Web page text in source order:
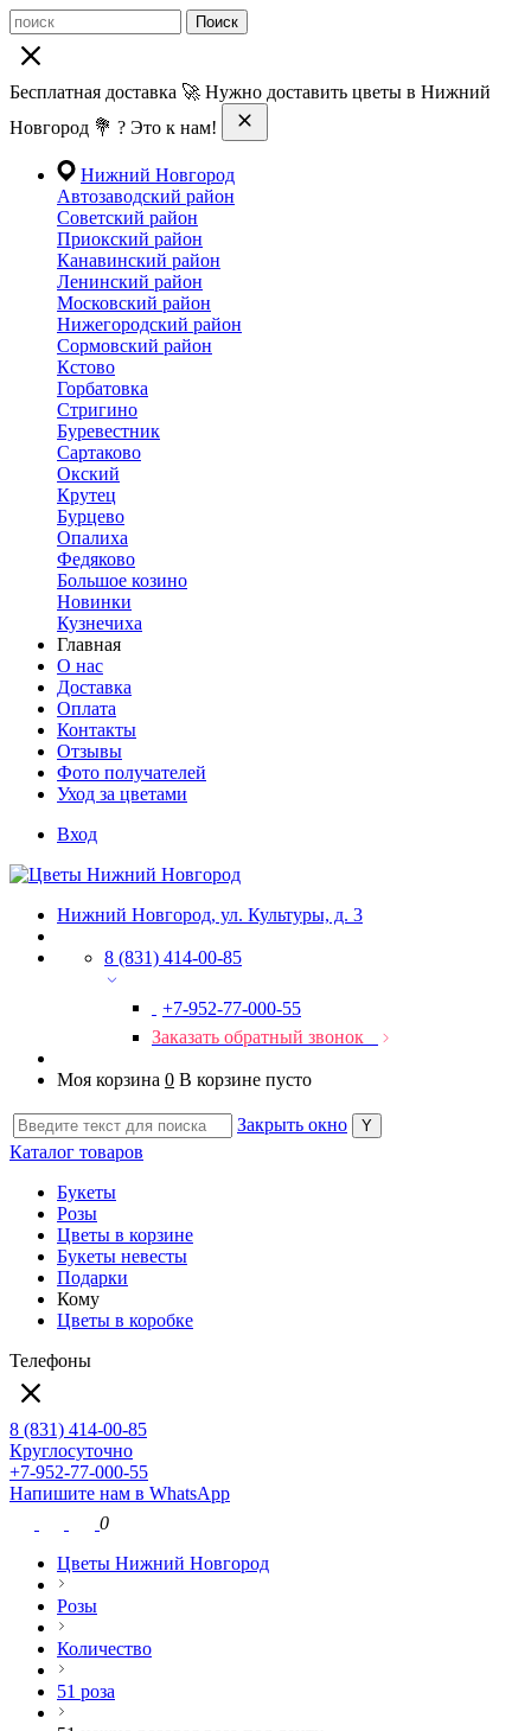
Поиск
Бесплатная доставка 🚀 Нужно доставить цветы в Нижний
Новгород 💐 ? Это к нам!
Нижний Новгород
Автозаводский район
Советский район
Приокский район
Канавинский район
Ленинский район
Московский район
Нижегородский район
Сормовский район
Кстово
Горбатовка
Стригино
Буревестник
Сартаково
Окский
Крутец
Бурцево
Опалиха
Федяково
Большое козино
Новинки
Кузнечиха
Главная
О нас
Доставка
Оплата
Контакты
Отзывы
Фото получателей
Уход за цветами
Вход
Нижний Новгород, ул. Культуры, д. 3
8 (831) 414-00-85
+7-952-77-000-55
Заказать обратный звонок
Моя корзина 0 В корзине пусто
Закрыть окно
Каталог товаров
Букеты
Розы
Цветы в корзине
Букеты невесты
Подарки
Кому
Цветы в коробке
Телефоны
8 (831) 414-00-85
Круглосуточно
+7-952-77-000-55
Напишите нам в WhatsApp
0
Цветы Нижний Новгород
Розы
Количество
51 роза